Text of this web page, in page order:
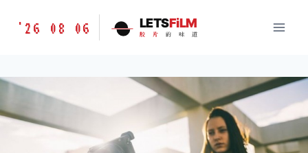
胶
味
LETSFILM
'26 08 06 LETSFiLM
胶 片 的 味 道